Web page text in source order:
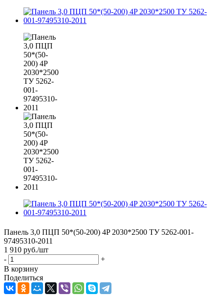
Панель 3,0 ПЦП 50*(50-200) 4P 2030*2500 ТУ 5262-001-
97495310-2011
1 910 руб./шт
-
+
В корзину
Поделиться